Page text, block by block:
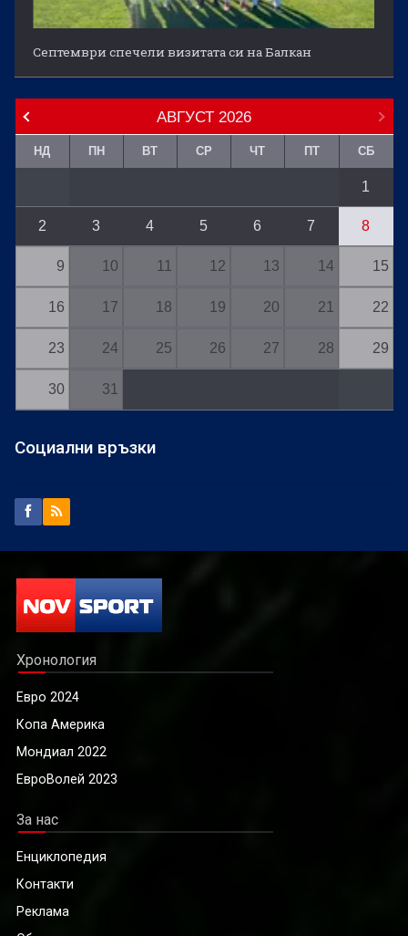
Септември спечели визитата си на Балкан
АВГУСТ 2026
НД ПН ВТ СР ЧТ ПТ СБ
1
2 3 4 5 6 7 8
9 10 11 12 13 14 15
16 17 18 19 20 21 22
23 24 25 26 27 28 29
30 31
Социални връзки
Хронология
Евро 2024
Копа Америка
Мондиал 2022
ЕвроВолей 2023
За нас
Енциклопедия
Контакти
Реклама